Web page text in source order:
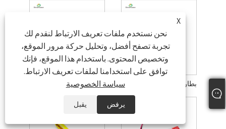
بطارية البوليمر الأسطوانية 3. فولت
X
نحن نستخدم ملفات تعريف الارتباط لنقدم لك
تجربة تصفح أفضل، وتحليل حركة مرور الموقع،
وتخصيص المحتوى. باستخدام هذا الموقع، فإنك
توافق على استخدامنا لملفات تعريف الارتباط.
سياسة الخصوصية
يرفض يقبل